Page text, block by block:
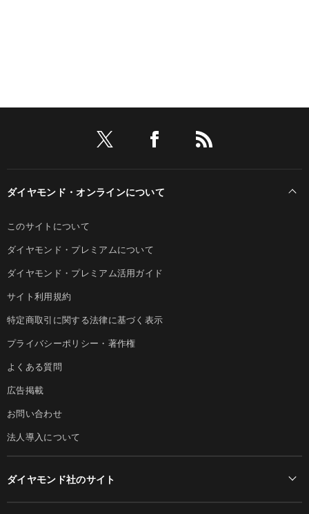
ダイヤモンド・オンラインについて
このサイトについて
ダイヤモンド・プレミアムについて
ダイヤモンド・プレミアム活用ガイド
サイト利用規約
特定商取引に関する法律に基づく表示
プライバシーポリシー・著作権
よくある質問
広告掲載
お問い合わせ
法人導入について
ダイヤモンド社のサイト